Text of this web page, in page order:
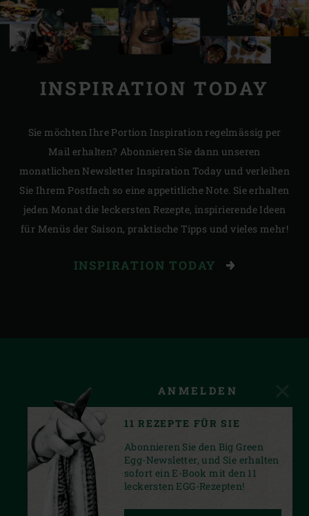
INSPIRATION TODAY
Sie möchten Ihre Portion Inspiration regelmässig per
Mail erhalten? Abonnieren Sie dann unseren
monatlichen Newsletter Inspiration Today und verleihen
Sie Ihrem Postfach so eine appetitliche Note. Sie erhalten
jeden Monat die leckersten Rezepte, inspirierende Ideen
für Menüs der Saison, praktische Tipps und vieles mehr!
INSPIRATION TODAY
ANMELDEN
11 REZEPTE FÜR SIE
Abonnieren Sie den Big Green
Egg-Newsletter, und Sie erhalten
sofort ein E-Book mit den 11
leckersten EGG-Rezepten!